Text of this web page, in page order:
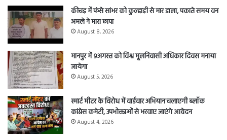
कीचड़ में फंसे सांभर को कुल्हाड़ी से मार डाला, पकाते समय वन
अमले ने मारा छापा
August 8, 2026
मानपुर में 9अगस्त को विश्व मूलनिवासी अधिकार दिवस मनाया
जायेगा
August 5, 2026
स्मार्ट मीटर के विरोध में वार्डवार अभियान चलाएगी ब्लॉक
कांग्रेस कमेटी, उपभोक्ताओं से भरवाए जाएंगे आवेदन
August 4, 2026